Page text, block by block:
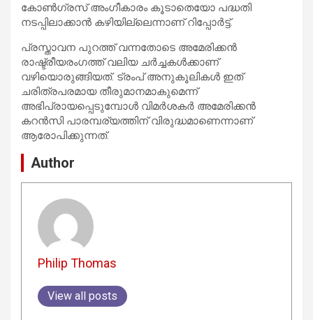
കോൺഗ്രസ് അംഗീകാരം കൂടാതെയോ പദ്ധതി
നടപ്പിലാക്കാൻ കഴിയില്ലെന്നാണ് റിപ്പോർട്ട്.
പ്രസ്താവന പുറത്ത് വന്നതോടെ അമേരിക്കൻ
രാഷ്ട്രീയരംഗത്ത് വലിയ ചർച്ചകൾക്കാണ്
വഴിയൊരുങ്ങിയത്. ട്രംപ് അനുകൂലികൾ ഇത്
ചരിത്രപരമായ തീരുമാനമാകുമെന്ന്
അഭിപ്രായപ്പെടുമ്പോൾ വിമർശകർ അമേരിക്കൻ
കറൻസി പാരമ്പര്യത്തിന് വിരുദ്ധമാണെന്നാണ്
ആരോപിക്കുന്നത്.
Author
Philip Thomas
View all posts